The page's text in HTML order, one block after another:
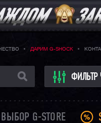
ДАРИМ G-SHOCK
ФИЛЬТР
ВЫБОР G-STORE